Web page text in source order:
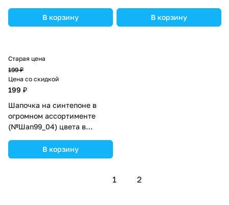
В корзину
В корзину
Старая цена
199 ₽
Цена со скидкой
199 ₽
Шапочка на синтепоне в
огромном ассортименте
(№Шап99_04) цвета в
В корзину
1 2